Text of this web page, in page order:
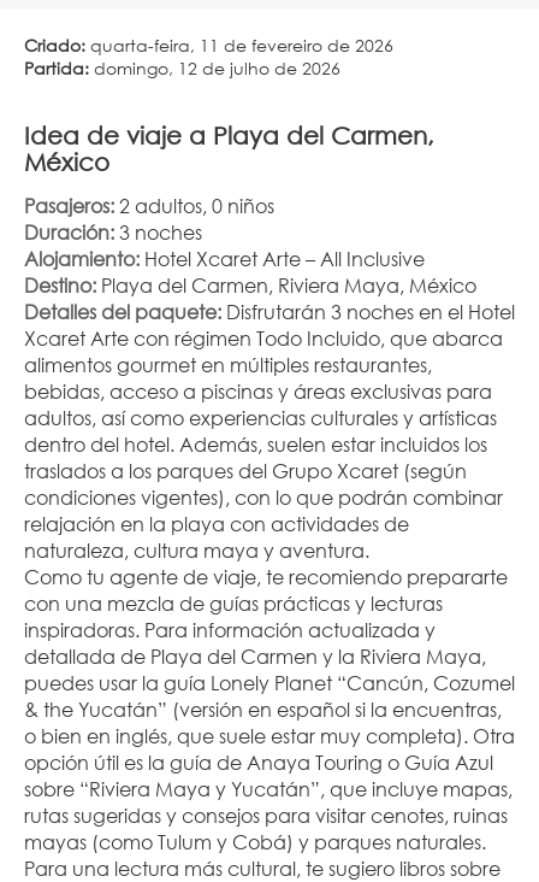
Criado: quarta-feira, 11 de fevereiro de 2026
Partida: domingo, 12 de julho de 2026
Idea de viaje a Playa del Carmen,
México
Pasajeros: 2 adultos, 0 niños
Duración: 3 noches
Alojamiento: Hotel Xcaret Arte – All Inclusive
Destino: Playa del Carmen, Riviera Maya, México
Detalles del paquete: Disfrutarán 3 noches en el Hotel
Xcaret Arte con régimen Todo Incluido, que abarca
alimentos gourmet en múltiples restaurantes,
bebidas, acceso a piscinas y áreas exclusivas para
adultos, así como experiencias culturales y artísticas
dentro del hotel. Además, suelen estar incluidos los
traslados a los parques del Grupo Xcaret (según
condiciones vigentes), con lo que podrán combinar
relajación en la playa con actividades de
naturaleza, cultura maya y aventura.
Como tu agente de viaje, te recomiendo prepararte
con una mezcla de guías prácticas y lecturas
inspiradoras. Para información actualizada y
detallada de Playa del Carmen y la Riviera Maya,
puedes usar la guía Lonely Planet “Cancún, Cozumel
& the Yucatán” (versión en español si la encuentras,
o bien en inglés, que suele estar muy completa). Otra
opción útil es la guía de Anaya Touring o Guía Azul
sobre “Riviera Maya y Yucatán”, que incluye mapas,
rutas sugeridas y consejos para visitar cenotes, ruinas
mayas (como Tulum y Cobá) y parques naturales.
Para una lectura más cultural, te sugiero libros sobre